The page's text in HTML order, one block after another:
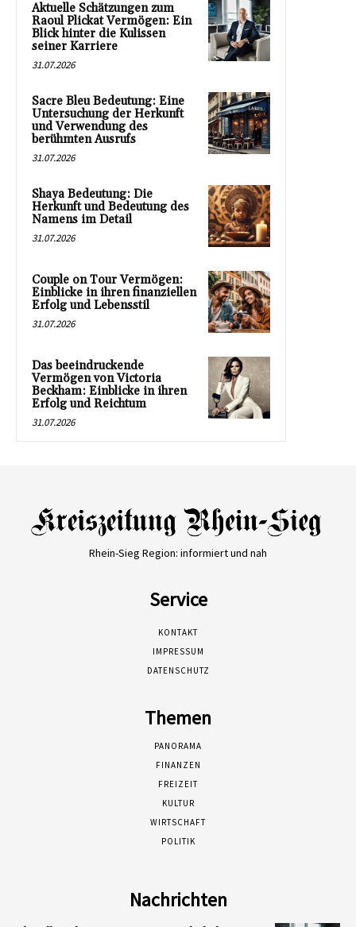
Aktuelle Schätzungen zum
Raoul Plickat Vermögen: Ein
Blick hinter die Kulissen
seiner Karriere
31.07.2026
Sacre Bleu Bedeutung: Eine
Untersuchung der Herkunft
und Verwendung des
berühmten Ausrufs
31.07.2026
Shaya Bedeutung: Die
Herkunft und Bedeutung des
Namens im Detail
31.07.2026
Couple on Tour Vermögen:
Einblicke in ihren finanziellen
Erfolg und Lebensstil
31.07.2026
Das beeindruckende
Vermögen von Victoria
Beckham: Einblicke in ihren
Erfolg und Reichtum
31.07.2026
Rhein-Sieg Region: informiert und nah
Service
KONTAKT
IMPRESSUM
DATENSCHUTZ
Themen
PANORAMA
FINANZEN
FREIZEIT
KULTUR
WIRTSCHAFT
POLITIK
Nachrichten